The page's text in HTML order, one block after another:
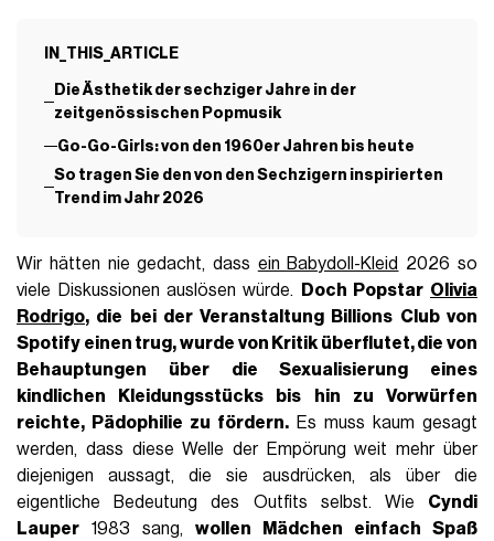
IN_THIS_ARTICLE
Die Ästhetik der sechziger Jahre in der
zeitgenössischen Popmusik
Go-Go-Girls: von den 1960er Jahren bis heute
So tragen Sie den von den Sechzigern inspirierten
Trend im Jahr 2026
Wir hätten nie gedacht, dass ein Babydoll-Kleid
2026 so
viele Diskussionen auslösen würde.
Doch Popstar Olivia
Rodrigo, die bei der Veranstaltung Billions Club von
Spotify einen trug, wurde von Kritik überflutet, die von
Behauptungen über die Sexualisierung eines
kindlichen Kleidungsstücks bis hin zu Vorwürfen
reichte, Pädophilie zu fördern. Es muss kaum gesagt
werden, dass diese Welle der Empörung weit mehr über
diejenigen aussagt, die sie ausdrücken, als über die
eigentliche Bedeutung des Outfits selbst. Wie Cyndi
Lauper 1983 sang, wollen Mädchen einfach Spaß